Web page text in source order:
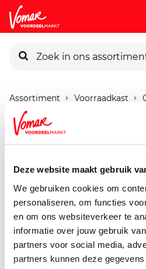
Deze website maakt gebruik
We gebruiken cookies om
personaliseren, om functies
en om ons websiteverkeer te
informatie over jouw gebruik
partners voor social media,
partners kunnen deze
Pincode vergeten
Persoonlijk KIK-account
Assortiment Voorraadkast
Bolletje Low